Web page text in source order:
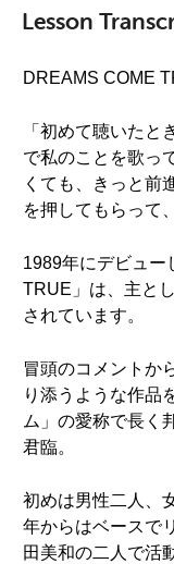
Lesson
DREAMS COME
「初めて聴いたと
で私のことを歌っ
くても、きっと前
を押してもらって
1989年にデビュー
TRUE」は、主と
されています。
冒頭のコメントか
り添うような作品
ム」の愛称で長く
君臨。
初めは男性二人、
年からはベースで
田美和の二人で活